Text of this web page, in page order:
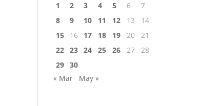
1
2 3 4 5 6
7
8
9 10 11 12 13
14
15
16 17 18 19 20
21
22 23 24 25 26 27
28
29 30
« Mar
May »